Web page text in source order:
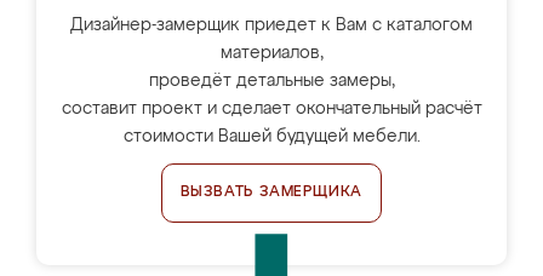
Дизайнер-замерщик приедет к Вам с каталогом
материалов,
проведёт детальные замеры,
составит проект и сделает окончательный расчёт
стоимости Вашей будущей мебели.
ВЫЗВАТЬ ЗАМЕРЩИКА